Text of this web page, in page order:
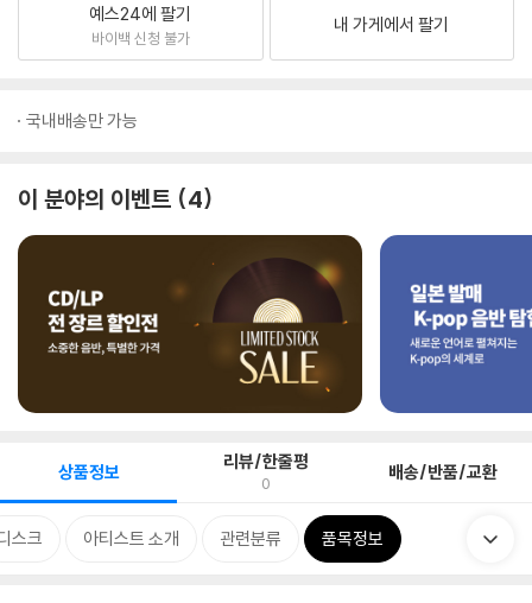
예스24에 팔기
바이백 신청 불가
내 가게에서 팔기
국내배송만 가능
이 분야의 이벤트 4
상품정보 리뷰/한줄평
0 배송/반품/교환
스크 아티스트 소개 관련분류 품목정보